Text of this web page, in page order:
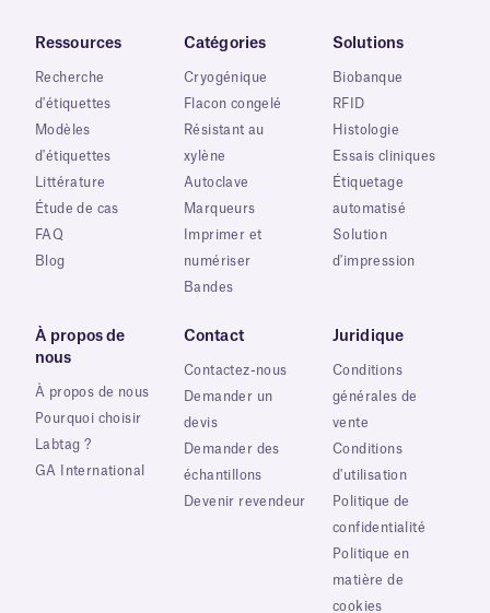
Ressources
Recherche
d'étiquettes
Modèles
d'étiquettes
Littérature
Étude de cas
FAQ
Blog
Catégories
Cryogénique
Flacon congelé
Résistant au
xylène
Autoclave
Marqueurs
Imprimer et
numériser
Bandes
Solutions
Biobanque
RFID
Histologie
Essais cliniques
Étiquetage
automatisé
Solution
d'impression
À propos de
nous
À propos de nous
Pourquoi choisir
Labtag ?
GA International
Contact
Contactez-nous
Demander un
devis
Demander des
échantillons
Devenir revendeur
Juridique
Conditions
générales de
vente
Conditions
d'utilisation
Politique de
confidentialité
Politique en
matière de
cookies